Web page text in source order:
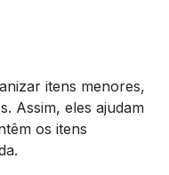
itens menores,
Assim, eles ajudam
os itens